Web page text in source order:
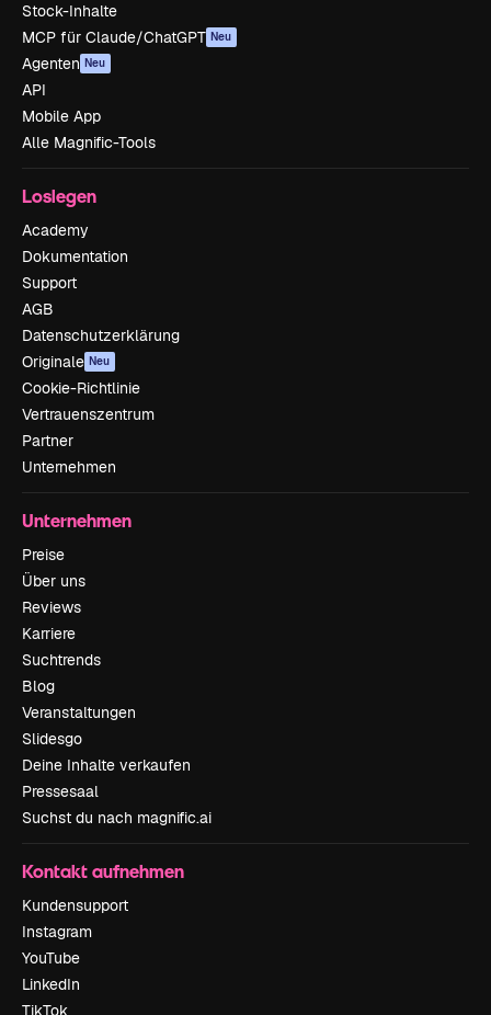
Stock-Inhalte
MCP für Claude/ChatGPT Neu
Agenten Neu
API
Mobile App
Alle Magnific-Tools
Loslegen
Academy
Dokumentation
Support
AGB
Datenschutzerklärung
Originale Neu
Cookie-Richtlinie
Vertrauenszentrum
Partner
Unternehmen
Unternehmen
Preise
Über uns
Reviews
Karriere
Suchtrends
Blog
Veranstaltungen
Slidesgo
Deine Inhalte verkaufen
Pressesaal
Suchst du nach magnific.ai
Kontakt aufnehmen
Kundensupport
Instagram
YouTube
LinkedIn
TikTok